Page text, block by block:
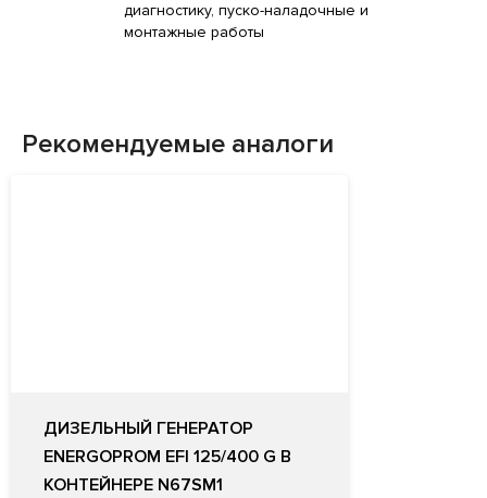
диагностику, пуско-наладочные и
монтажные работы
Рекомендуемые аналоги
ДИЗЕЛЬНЫЙ ГЕНЕРАТОР
ENERGOPROM EFI 125/400 G В
КОНТЕЙНЕРЕ N67SM1